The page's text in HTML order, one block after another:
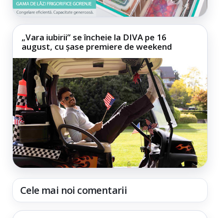
„Vara iubirii” se încheie la DIVA pe 16
august, cu șase premiere de weekend
Cele mai noi comentarii